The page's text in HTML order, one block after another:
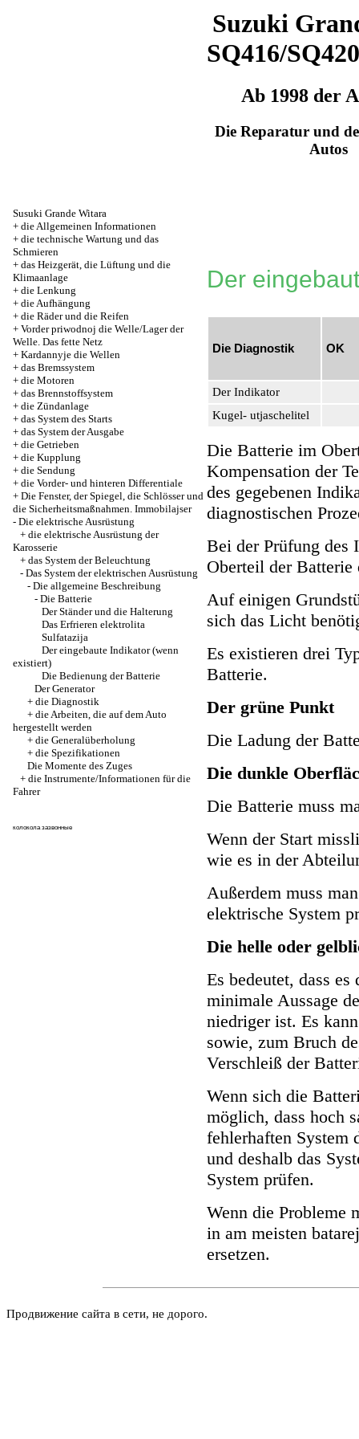
Suzuki
SQ416/
Ab 1998 der
Die Reparatur und
Autos
Susuki Grande Witara
+ die Allgemeinen Informationen
+ die technische Wartung und das
Schmieren
+ das Heizgerät, die Lüftung und die
Klimaanlage
+ die Lenkung
+ die Aufhängung
+ die Räder und die Reifen
+ Vorder priwodnoj die Welle/Lager der
Welle. Das fette Netz
+ Kardannyje die Wellen
+ das Bremssystem
+ die Motoren
+ das Brennstoffsystem
+ die Zündanlage
+ das System des Starts
+ das System der Ausgabe
+ die Getrieben
+ die Kupplung
+ die Sendung
+ die Vorder- und hinteren Differentiale
+ Die Fenster, der Spiegel, die Schlösser und
die Sicherheitsmaßnahmen. Immobilajser
- Die elektrische Ausrüstung
+ die elektrische Ausrüstung der
Karosserie
+ das System der Beleuchtung
- Das System der elektrischen Ausrüstung
- Die allgemeine Beschreibung
- Die Batterie
Der Ständer und die Halterung
Das Erfrieren elektrolita
Sulfatazija
Der eingebaute Indikator (wenn
existiert)
Die Bedienung der Batterie
Der Generator
+ die Diagnostik
+ die Arbeiten, die auf dem Auto
hergestellt werden
+ die Generalüberholung
+ die Spezifikationen
Die Momente des Zuges
+ die Instrumente/Informationen für die
Fahrer
колокола зазвонные
Der
Die Diagnostik OK
Der Indikator
Kugel- utjaschelitel
Die Batterie im
Kompensation der
des gegebenen
diagnostischen
Bei der Prüfung des
Oberteil der Batterie
Auf einigen
sich das Licht
Es existieren drei
Batterie.
Der grüne Punkt
Die Ladung der
Die dunkle
Die Batterie muss
Wenn der Start
wie es in der
Außerdem muss
elektrische System
Die helle oder
Es bedeutet, dass
minimale Aussage
niedriger ist. Es
sowie, zum Bruch
Verschleiß der
Wenn sich die
möglich, dass hoch
fehlerhaften System
und deshalb das
System prüfen.
Wenn die Probleme
in am meisten
ersetzen.
Продвижение сайта в сети, не дорого.